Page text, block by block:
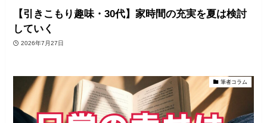
【引きこもり趣味・30代】家時間の充実を夏は検討
していく
2026年7月27日
筆者コラム